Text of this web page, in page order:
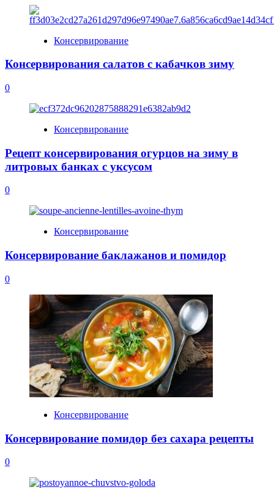
Консервирование
Консервирования салатов с кабачков зиму
0
Консервирование
Рецепт консервирования огурцов на зиму в
литровых банках с уксусом
0
Консервирование
Консервирование баклажанов и помидор
0
Консервирование
Консервирование помидор без сахара рецепты
0